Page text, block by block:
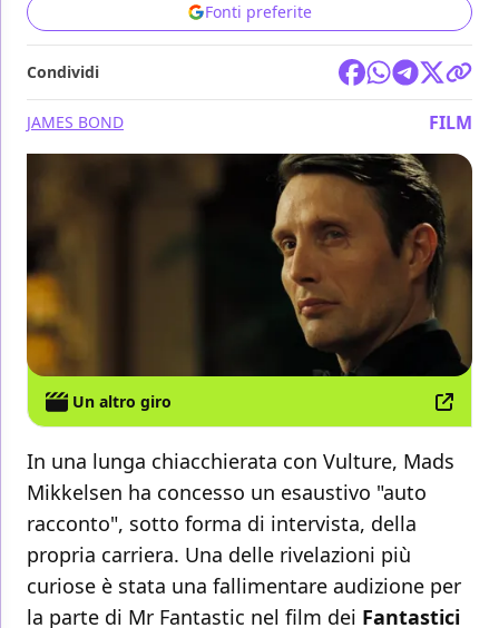
Fonti preferite
Condividi
JAMES BOND FILM
Un altro giro
In una lunga chiacchierata con Vulture, Mads
Mikkelsen ha concesso un esaustivo "auto
racconto", sotto forma di intervista, della
propria carriera. Una delle rivelazioni più
curiose è stata una fallimentare audizione per
la parte di Mr Fantastic nel film dei Fantastici